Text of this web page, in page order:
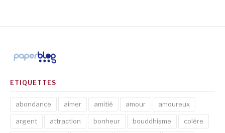
ETIQUETTES
abondance aimer amitié amour amoureux
argent attraction bonheur bouddhisme colère